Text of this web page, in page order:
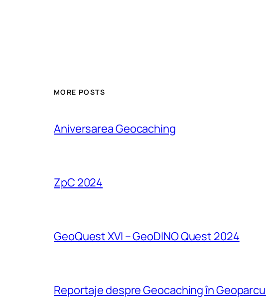
MORE POSTS
Aniversarea Geocaching
ZpC 2024
GeoQuest XVI – GeoDINO Quest 2024
Reportaje despre Geocaching în